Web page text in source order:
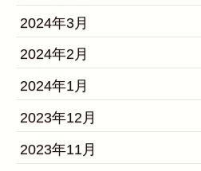
2024年3月
2024年2月
2024年1月
2023年12月
2023年11月